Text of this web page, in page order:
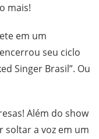
mais!
em um
seu ciclo
Singer Brasil”. Ou
Além do show
soltar a voz em um